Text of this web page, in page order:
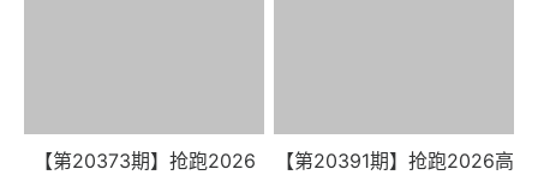
【第20373期】抢跑2026
【第20391期】抢跑2026高